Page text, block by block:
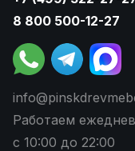
8 800 500-12-27
Работаем
с 10:00 до 22:00